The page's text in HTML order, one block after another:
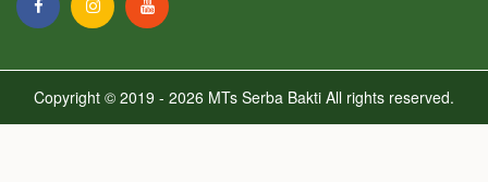
Copyright © 2019 - 2026 MTs Serba Bakti All rights reserved.